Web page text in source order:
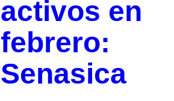
activos en
febrero:
Senasica